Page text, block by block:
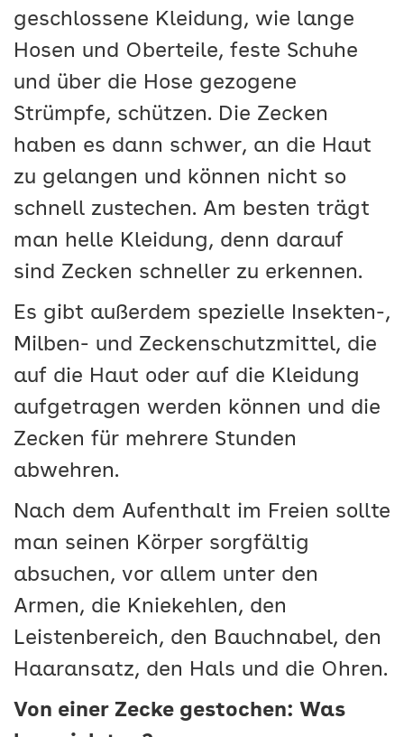
geschlossene Kleidung, wie lange
Hosen und Oberteile, feste Schuhe
und über die Hose gezogene
Strümpfe, schützen. Die Zecken
haben es dann schwer, an die Haut
zu gelangen und können nicht so
schnell zustechen. Am besten trägt
man helle Kleidung, denn darauf
sind Zecken schneller zu erkennen.
Es gibt außerdem spezielle Insekten-,
Milben- und Zeckenschutzmittel, die
auf die Haut oder auf die Kleidung
aufgetragen werden können und die
Zecken für mehrere Stunden
abwehren.
Nach dem Aufenthalt im Freien sollte
man seinen Körper sorgfältig
absuchen, vor allem unter den
Armen, die Kniekehlen, den
Leistenbereich, den Bauchnabel, den
Haaransatz, den Hals und die Ohren.
Von einer Zecke gestochen: Was